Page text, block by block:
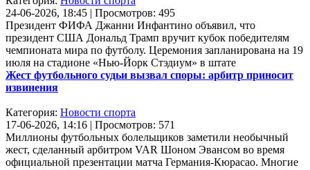
24-06-2026, 18:45 | Просмотров: 495
Президент ФИФА Джанни Инфантино объявил, что
президент США Дональд Трамп вручит кубок победителям
чемпионата мира по футболу. Церемония запланирована на 19
июля на стадионе «Нью-Йорк Стэдиум» в штате
Жест футбольного судьи вызвал споры: арбитр приносит
извинения
Категория: Новости спорта
17-06-2026, 14:16 | Просмотров: 571
Миллионы футбольных болельщиков заметили необычный
жест, сделанный арбитром VAR Шоном Эвансом во время
официальной презентации матча Германия-Кюрасао. Многие